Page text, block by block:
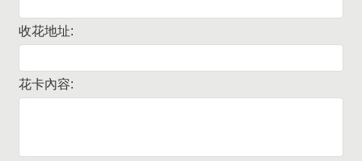
收花地址:
花卡內容: